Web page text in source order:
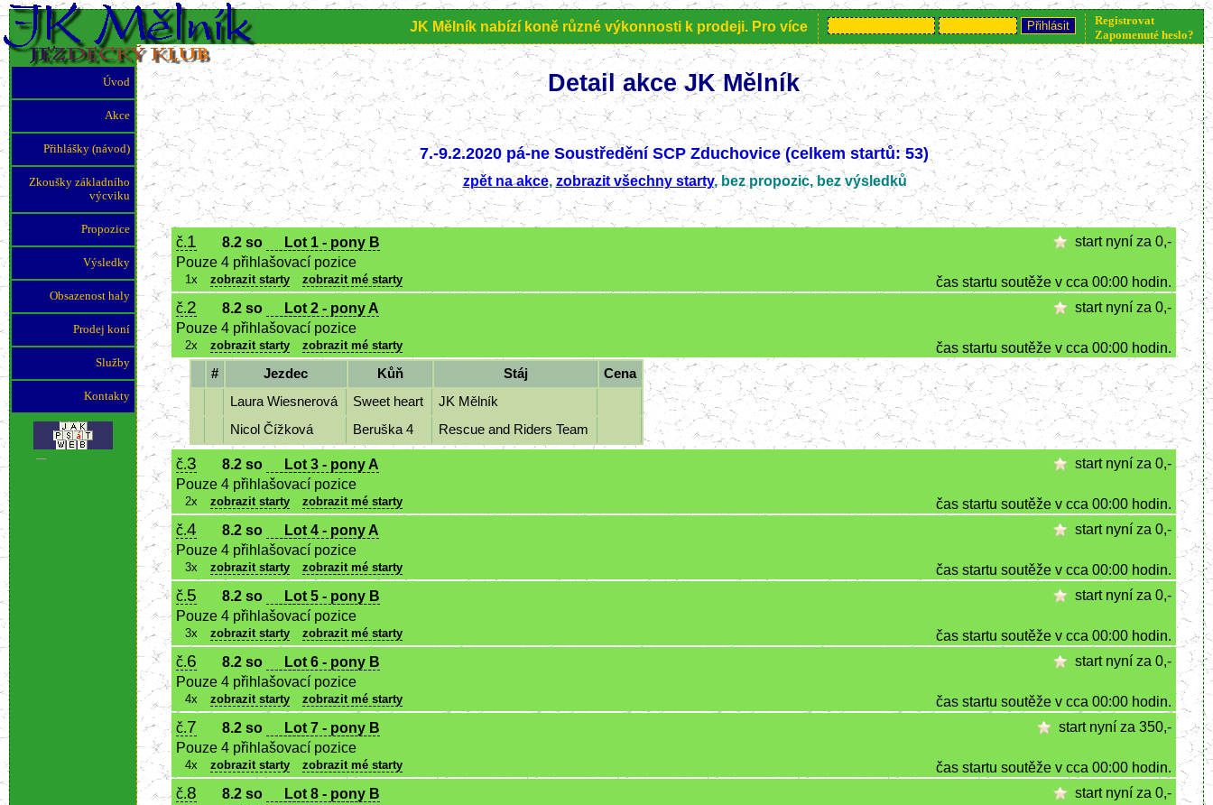
Detail akce JK Mělník
7.-9.2.2020 pá-neSoustředění SCP Zduchovice (celkem startů: 53)
zpět na akce, zobrazit všechny starty, bez propozic, bez výsledků
start nyní za 0,-
č.1 8.2 so
Lot 1 - pony B
Pouze 4 přihlašovací pozice
čas startu soutěže v cca 00:00 hodin.
1x zobrazit starty zobrazit mé starty
start nyní za 0,-
č.2 8.2 so
Lot 2 - pony A
Pouze 4 přihlašovací pozice
čas startu soutěže v cca 00:00 hodin.
2x zobrazit starty zobrazit mé starty
# Jezdec Kůň Stáj
Cena
Laura Wiesnerová
Sweet heart
JK Mělník
Nicol Čížková
Beruška 4 Rescue and Riders Team
start nyní za 0,-
č.3 8.2 so
Lot 3 - pony A
Pouze 4 přihlašovací pozice
čas startu soutěže v cca 00:00 hodin.
2x zobrazit starty zobrazit mé starty
start nyní za 0,-
č.4 8.2 so
Lot 4 - pony A
Pouze 4 přihlašovací pozice
čas startu soutěže v cca 00:00 hodin.
3x zobrazit starty zobrazit mé starty
start nyní za 0,-
č.5 8.2 so
Lot 5 - pony B
Pouze 4 přihlašovací pozice
čas startu soutěže v cca 00:00 hodin.
3x zobrazit starty zobrazit mé starty
start nyní za 0,-
č.6 8.2 so
Lot 6 - pony B
Pouze 4 přihlašovací pozice
čas startu soutěže v cca 00:00 hodin.
4x zobrazit starty zobrazit mé starty
start nyní za 350,-
č.7 8.2 so
Lot 7 - pony B
Pouze 4 přihlašovací pozice
čas startu soutěže v cca 00:00 hodin.
4x zobrazit starty zobrazit mé starty
start nyní za 0,-
č.8 8.2 so
Lot 8 - pony B
Úvod
Akce
Přihlášky (návod)
Zkoušky základního
výcviku
Propozice
Výsledky
Obsazenost haly
Prodej koní
Služby
Kontakty
Registrovat
Zapomenuté heslo?
JK Mělník nabízí koně různé výkonnosti k prodeji. Pro více informací klikněte nebo volejte 777 234 448.